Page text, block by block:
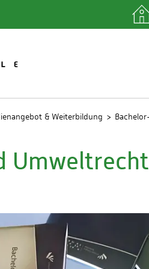
& Weiterbildung
Umweltrecht